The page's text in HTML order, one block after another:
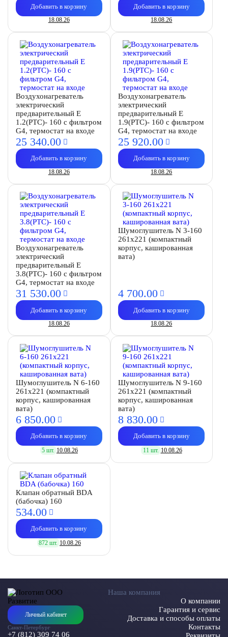
Добавить в корзину
18.08.26
Добавить в корзину
18.08.26
Воздухонагреватель
электрический
предварительный E
1.2(PTC)- 160 с фильтром
G4, термостат на входе
25 340.00
Добавить в корзину
18.08.26
Воздухонагреватель
электрический
предварительный E
1.9(PTC)- 160 с фильтром
G4, термостат на входе
25 920.00
Добавить в корзину
18.08.26
Воздухонагреватель
электрический
предварительный E
3.8(PTC)- 160 с фильтром
G4, термостат на входе
31 530.00
Добавить в корзину
18.08.26
Шумоглушитель N 3-160
261х221 (компактный
корпус, кашированная
вата)
4 700.00
Добавить в корзину
18.08.26
Шумоглушитель N 6-160
261х221 (компактный
корпус, кашированная
вата)
6 850.00
Добавить в корзину
5 шт. 10.08.26
Шумоглушитель N 9-160
261х221 (компактный
корпус, кашированная
вата)
8 830.00
Добавить в корзину
11 шт. 10.08.26
Клапан обратный BDA
(бабочка) 160
534.00
Добавить в корзину
872 шт. 10.08.26
Личный кабинет
Санкт-Петербург
+7 (812) 309 74 06
Наша компания
О компании
Гарантия и сервис
Доставка и способы оплаты
Контакты
Реквизиты